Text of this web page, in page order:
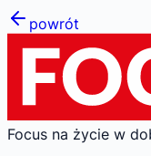
powrót
Focus na życie w